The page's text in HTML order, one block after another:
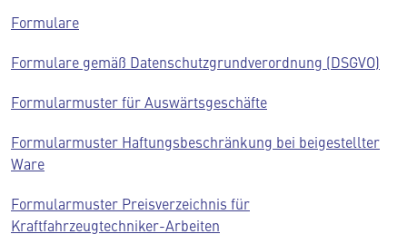
Formulare
Formulare gemäß Datenschutzgrundverordnung (DSGVO)
Formularmuster für Auswärtsgeschäfte
Formularmuster Haftungsbeschränkung bei beigestellter
Ware
Formularmuster Preisverzeichnis für
Kraftfahrzeugtechniker-Arbeiten